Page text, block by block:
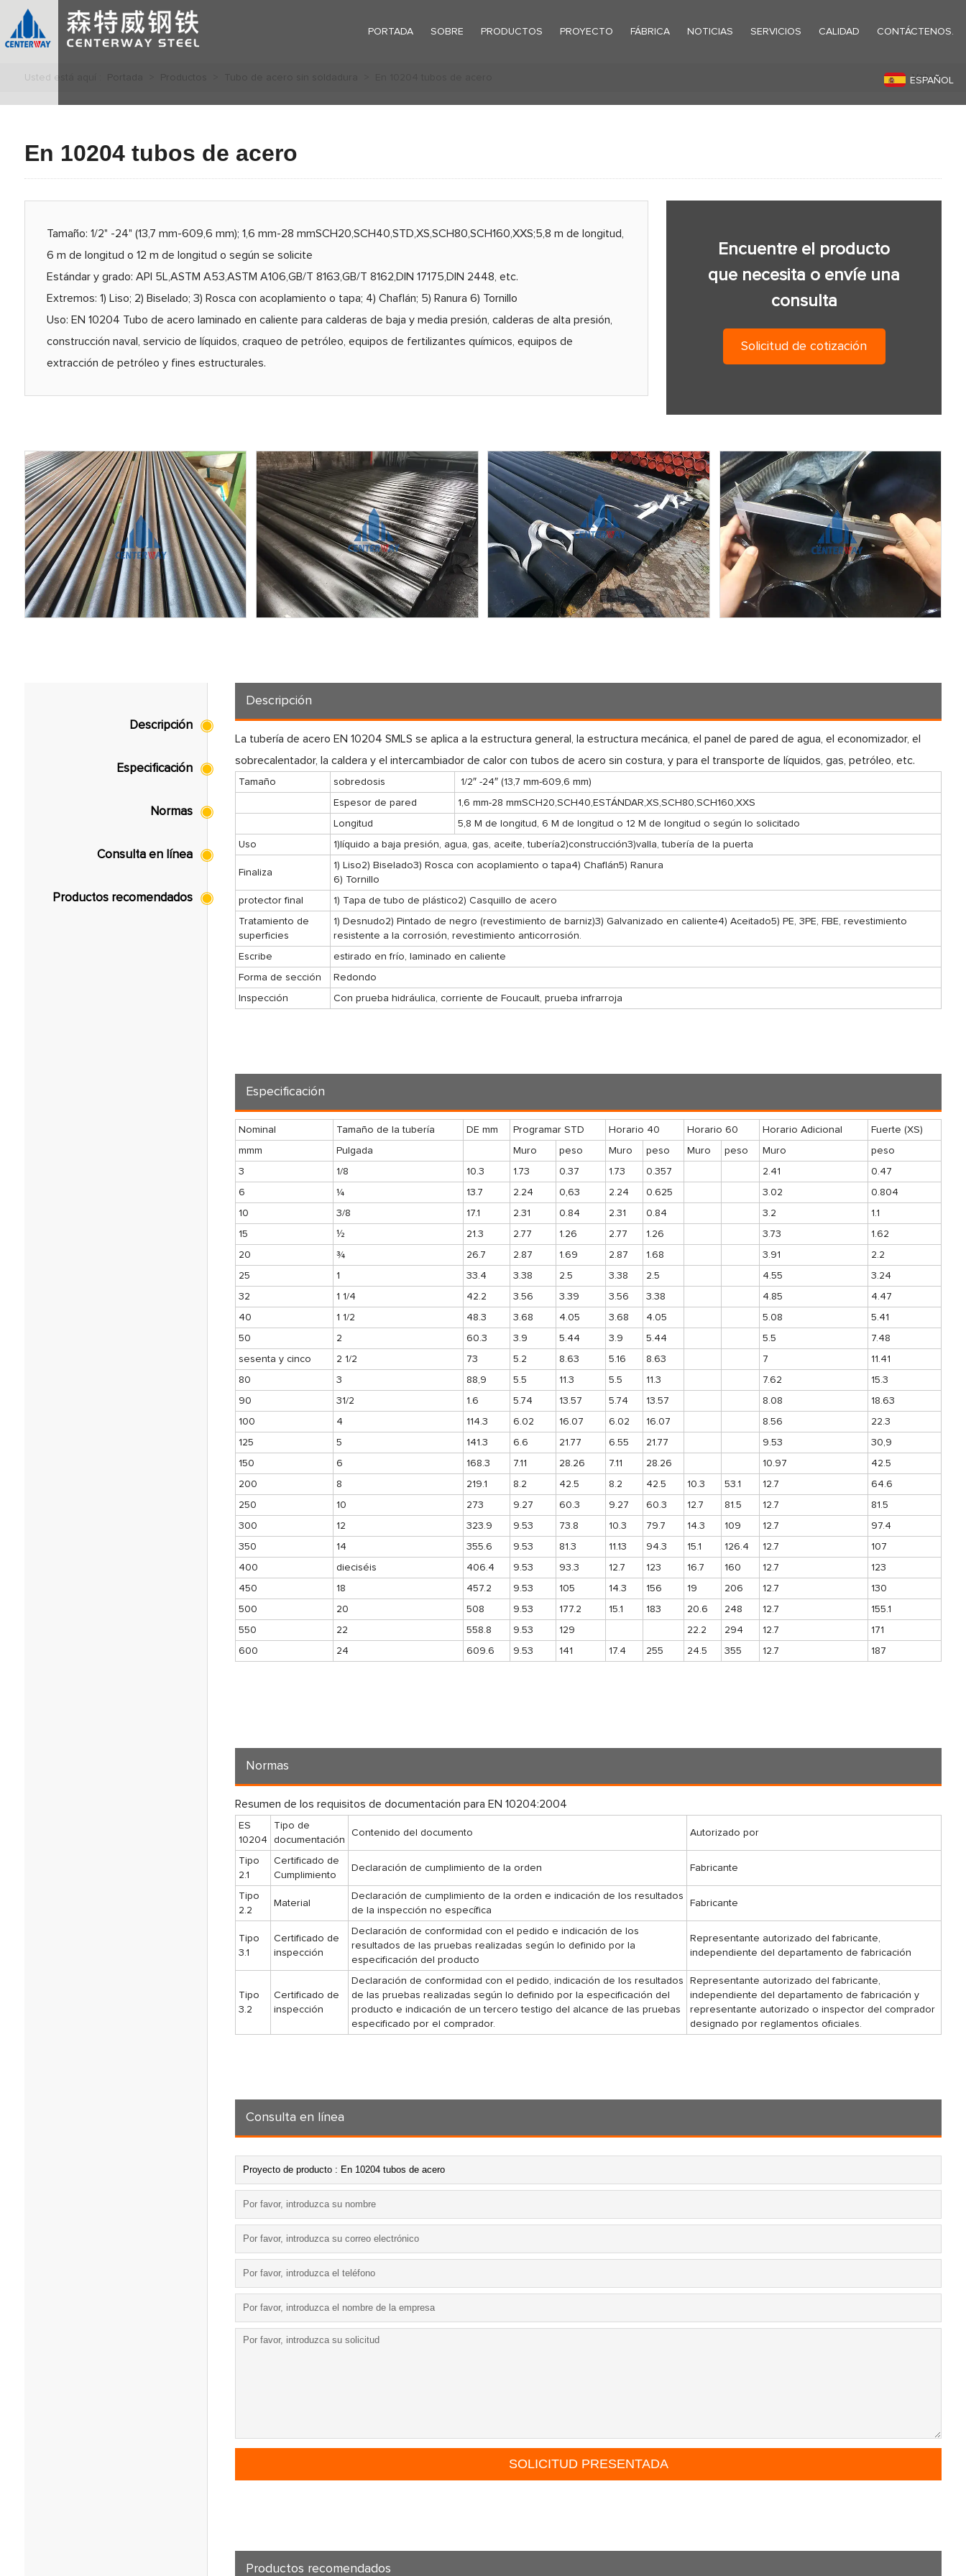
PORTADA SOBRE PRODUCTOS PROYECTO FÁBRICA NOTICIAS SERVICIOS CALIDAD CONTÁCTENOS.
ESPAÑOL
Volver
Usted está aquí :
En 10204 tubos de acero
Tamaño: 1/2" -24" (13,7 mm-609,6 mm); 1,6 mm-28 mmSCH20,SCH40,STD,XS,SCH80,SCH160,XXS;5,8 m de longitud,
6 m de longitud o 12 m de longitud o según se solicite
Estándar y grado: API 5L,ASTM A53,ASTM A106,GB/T 8163,GB/T 8162,DIN 17175,DIN 2448, etc.
Extremos: 1) Liso; 2) Biselado; 3) Rosca con acoplamiento o tapa; 4) Chaflán; 5) Ranura 6) Tornillo
Uso: EN 10204 Tubo de acero laminado en caliente para calderas de baja y media presión, calderas de alta presión,
construcción naval, servicio de líquidos, craqueo de petróleo, equipos de fertilizantes químicos, equipos de
extracción de petróleo y fines estructurales.
Encuentre el producto
que necesita o envíe una
consulta
Solicitud de cotización
Descripción
Especificación
Normas
Consulta en línea
Productos recomendados
Descripción
La tubería de acero EN 10204 SMLS se aplica a la estructura general, la estructura mecánica, el panel de pared de agua, el economizador, el
sobrecalentador, la caldera y el intercambiador de calor con tubos de acero sin costura, y para el transporte de líquidos, gas, petróleo, etc.
Tamaño sobredosis 1/2″ -24″ (13,7 mm-609,6 mm)
Espesor de pared 1,6 mm-28 mmSCH20,SCH40,ESTÁNDAR,XS,SCH80,SCH160,XXS
Longitud 5,8 M de longitud, 6 M de longitud o 12 M de longitud o según lo solicitado
Uso 1)líquido a baja presión, agua, gas, aceite, tubería2)construcción3)valla, tubería de la puerta
Finaliza
1) Liso2) Biselado3) Rosca con acoplamiento o tapa4) Chaflán5) Ranura
6) Tornillo
protector final 1) Tapa de tubo de plástico2) Casquillo de acero
Tratamiento de
superficies
1) Desnudo2) Pintado de negro (revestimiento de barniz)3) Galvanizado en caliente4) Aceitado5) PE, 3PE, FBE, revestimiento
resistente a la corrosión, revestimiento anticorrosión.
Escribe estirado en frío, laminado en caliente
Forma de sección Redondo
Inspección Con prueba hidráulica, corriente de Foucault, prueba infrarroja
Especificación
Nominal Tamaño de la tubería DE mm Programar STD Horario 40 Horario 60 Horario Adicional Fuerte (XS)
mmm Pulgada Muro peso Muro peso Muro peso Muro peso
3 1/8 10.3 1.73 0.37 1.73 0.357 2.41 0.47
6 ¼ 13.7 2.24 0,63 2.24 0.625 3.02 0.804
10 3/8 17.1 2.31 0.84 2.31 0.84 3.2 1.1
15 ½ 21.3 2.77 1.26 2.77 1.26 3.73 1.62
20 ¾ 26.7 2.87 1.69 2.87 1.68 3.91 2.2
25 1 33.4 3.38 2.5 3.38 2.5 4.55 3.24
32 1 1/4 42.2 3.56 3.39 3.56 3.38 4.85 4.47
40 1 1/2 48.3 3.68 4.05 3.68 4.05 5.08 5.41
50 2 60.3 3.9 5.44 3.9 5.44 5.5 7.48
sesenta y cinco 2 1/2 73 5.2 8.63 5.16 8.63 7 11.41
80 3 88,9 5.5 11.3 5.5 11.3 7.62 15.3
90 31/2 1.6 5.74 13.57 5.74 13.57 8.08 18.63
100 4 114.3 6.02 16.07 6.02 16.07 8.56 22.3
125 5 141.3 6.6 21.77 6.55 21.77 9.53 30,9
150 6 168.3 7.11 28.26 7.11 28.26 10.97 42.5
200 8 219.1 8.2 42.5 8.2 42.5 10.3 53.1 12.7 64.6
250 10 273 9.27 60.3 9.27 60.3 12.7 81.5 12.7 81.5
300 12 323.9 9.53 73.8 10.3 79.7 14.3 109 12.7 97.4
350 14 355.6 9.53 81.3 11.13 94.3 15.1 126.4 12.7 107
400 dieciséis 406.4 9.53 93.3 12.7 123 16.7 160 12.7 123
450 18 457.2 9.53 105 14.3 156 19 206 12.7 130
500 20 508 9.53 177.2 15.1 183 20.6 248 12.7 155.1
550 22 558.8 9.53 129 22.2 294 12.7 171
600 24 609.6 9.53 141 17.4 255 24.5 355 12.7 187
Normas
Resumen de los requisitos de documentación para EN 10204:2004
ES
10204
Tipo de
documentación
Contenido del documento Autorizado por
Tipo
2.1
Certificado de
Cumplimiento
Declaración de cumplimiento de la orden Fabricante
Tipo
2.2
Material
Declaración de cumplimiento de la orden e indicación de los resultados
de la inspección no específica
Fabricante
Tipo
3.1
Certificado de
inspección
Declaración de conformidad con el pedido e indicación de los
resultados de las pruebas realizadas según lo definido por la
especificación del producto
Representante autorizado del fabricante,
independiente del departamento de fabricación
Tipo
3.2
Certificado de
inspección
Declaración de conformidad con el pedido, indicación de los resultados
de las pruebas realizadas según lo definido por la especificación del
producto e indicación de un tercero testigo del alcance de las pruebas
especificado por el comprador.
Representante autorizado del fabricante,
independiente del departamento de fabricación y
representante autorizado o inspector del comprador
designado por reglamentos oficiales.
Consulta en línea
Productos recomendados